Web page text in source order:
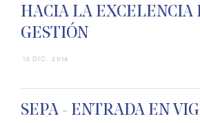
HACIA LA EXCELENCIA
GESTIÓN
15 DIC. 2014
SEPA - ENTRADA EN